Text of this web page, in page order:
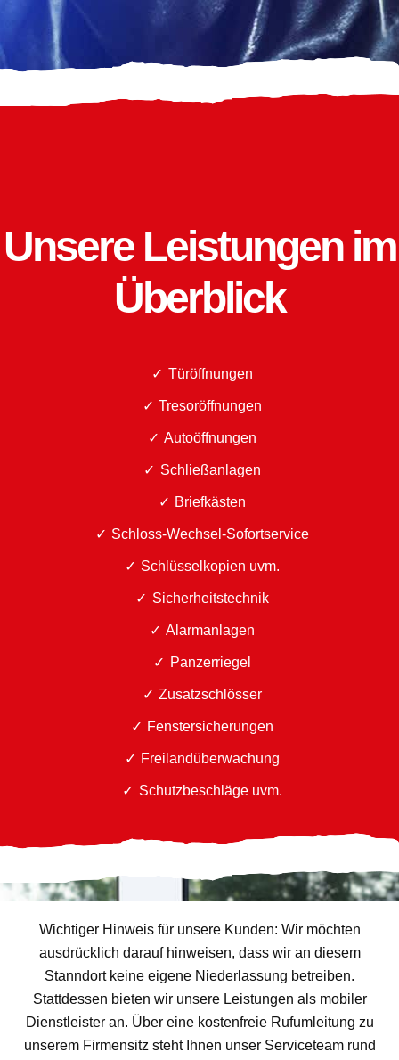
Unsere Leistungen im
Überblick
Türöffnungen
Tresoröffnungen
Autoöffnungen
Schließanlagen
Briefkästen
Schloss-Wechsel-Sofortservice
Schlüsselkopien uvm.
Sicherheitstechnik
Alarmanlagen
Panzerriegel
Zusatzschlösser
Fenstersicherungen
Freilandüberwachung
Schutzbeschläge uvm.
Wichtiger Hinweis für unsere Kunden: Wir möchten
ausdrücklich darauf hinweisen, dass wir an diesem
Stanndort keine eigene Niederlassung betreiben.
Stattdessen bieten wir unsere Leistungen als mobiler
Dienstleister an. Über eine kostenfreie Rufumleitung zu
unserem Firmensitz steht Ihnen unser Serviceteam rund